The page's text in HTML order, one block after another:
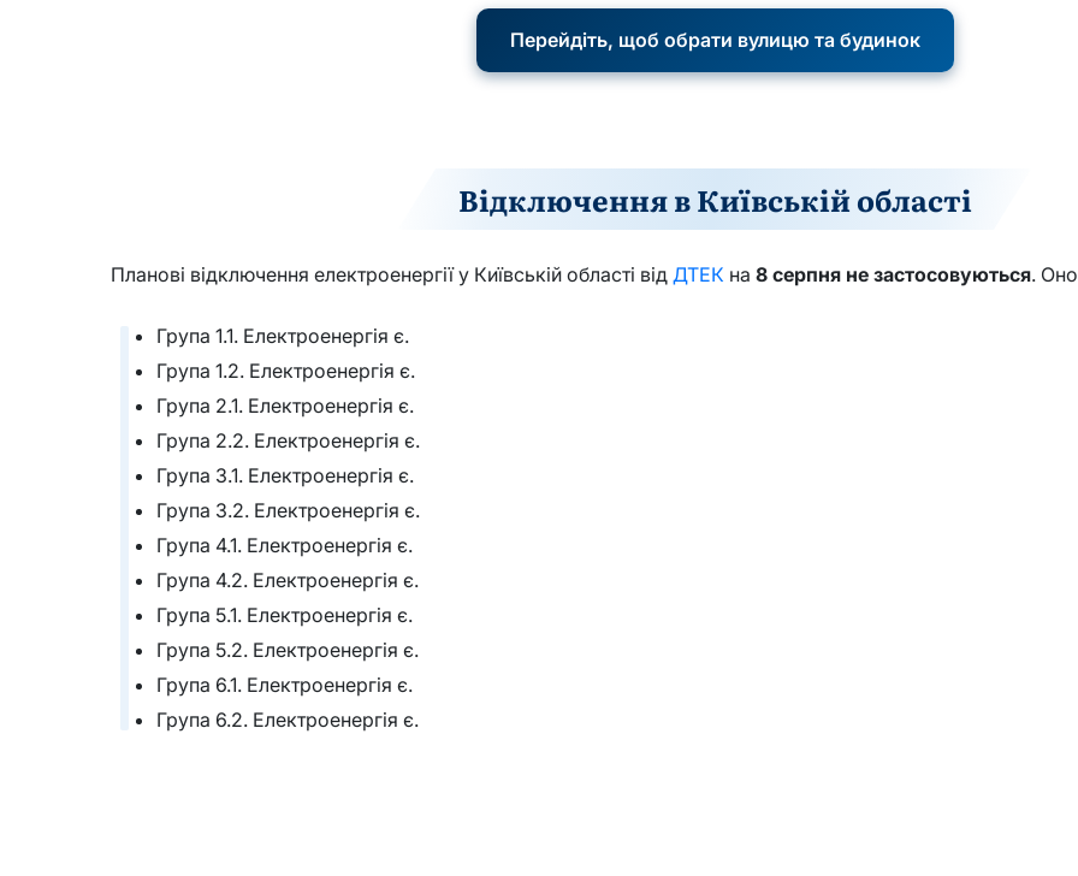
Перейдіть, щоб обрати вулицю та будинок
Відключення в Київській області
Планові відключення електроенергії у Київській області від ДТЕК на 8 серпня не застосовуються.
Група 1.1. Електроенергія є.
Група 1.2. Електроенергія є.
Група 2.1. Електроенергія є.
Група 2.2. Електроенергія є.
Група 3.1. Електроенергія є.
Група 3.2. Електроенергія є.
Група 4.1. Електроенергія є.
Група 4.2. Електроенергія є.
Група 5.1. Електроенергія є.
Група 5.2. Електроенергія є.
Група 6.1. Електроенергія є.
Група 6.2. Електроенергія є.